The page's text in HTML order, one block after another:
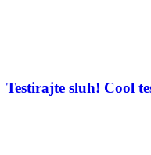
Testirajte sluh! Cool